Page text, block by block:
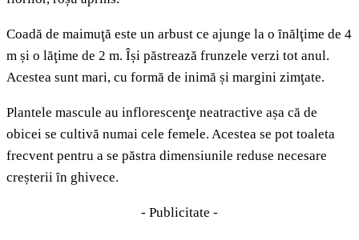
Coadă de maimuţă este un arbust ce ajunge la o ȋnălţime de 4
m și o lăţime de 2 m. Își păstrează frunzele verzi tot anul.
Acestea sunt mari, cu formă de inimă și margini zimţate.
Plantele mascule au inflorescenţe neatractive așa că de
obicei se cultivă numai cele femele. Acestea se pot toaleta
frecvent pentru a se păstra dimensiunile reduse necesare
creșterii ȋn ghivece.
- Publicitate -